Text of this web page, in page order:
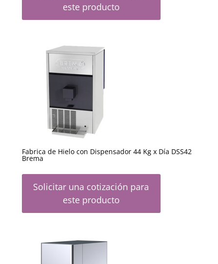
este producto
Fabrica de Hielo con Dispensador 44 Kg x Día DSS42
Brema
Solicitar una cotización para
este producto